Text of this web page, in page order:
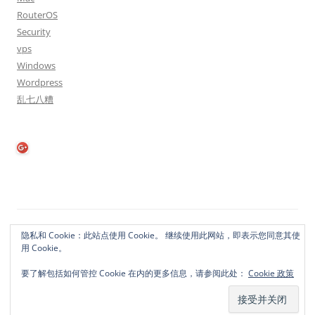
RouterOS
Security
vps
Windows
Wordpress
乱七八糟
隐私政策 自豪地采用WordPress
隐私和 Cookie：此站点使用 Cookie。 继续使用此网站，即表示您同意其使
用 Cookie。
要了解包括如何管控 Cookie 在内的更多信息，请参阅此处： Cookie 政策